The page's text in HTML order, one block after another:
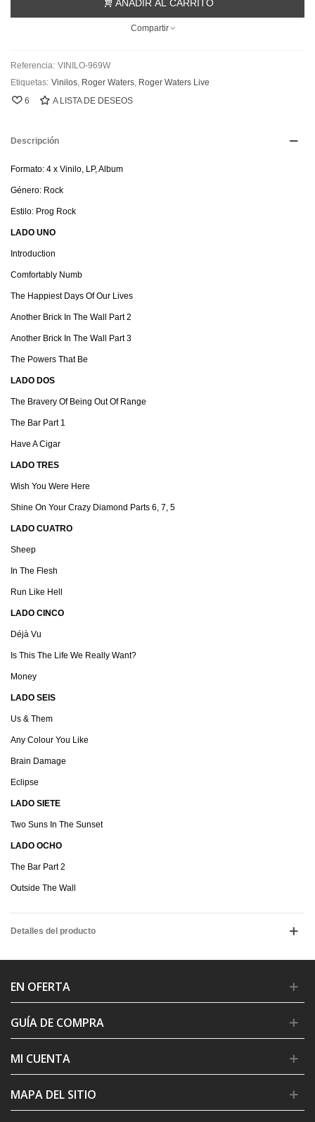
AÑADIR AL CARRITO
Compartir
Referencia: VINILO-969W
Etiquetas: Vinilos, Roger Waters, Roger Waters Live
6
A LISTA DE DESEOS
Descripción
Formato: 4 x Vinilo, LP, Album
Género: Rock
Estilo: Prog Rock
LADO UNO
Introduction
Comfortably Numb
The Happiest Days Of Our Lives
Another Brick In The Wall Part 2
Another Brick In The Wall Part 3
The Powers That Be
LADO DOS
The Bravery Of Being Out Of Range
The Bar Part 1
Have A Cigar
LADO TRES
Wish You Were Here
Shine On Your Crazy Diamond Parts 6, 7, 5
LADO CUATRO
Sheep
In The Flesh
Run Like Hell
LADO CINCO
Déjà Vu
Is This The Life We Really Want?
Money
LADO SEIS
Us & Them
Any Colour You Like
Brain Damage
Eclipse
LADO SIETE
Two Suns In The Sunset
LADO OCHO
The Bar Part 2
Outside The Wall
Detalles del producto
EN OFERTA
GUÍA DE COMPRA
MI CUENTA
MAPA DEL SITIO